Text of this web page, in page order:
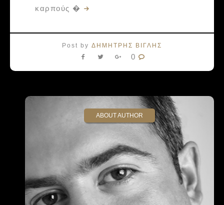
καρπούς �
Post by ΔΗΜΗΤΡΗΣ ΒΙΓΛΗΣ
0
ABOUT AUTHOR